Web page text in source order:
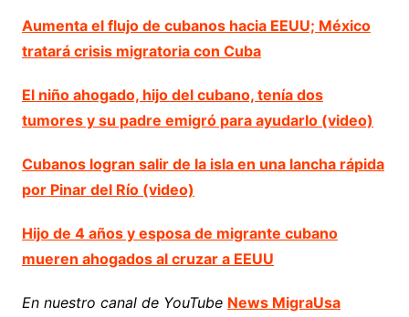
Aumenta el flujo de cubanos hacia EEUU; México
tratará crisis migratoria con Cuba
El niño ahogado, hijo del cubano, tenía dos
tumores y su padre emigró para ayudarlo (video)
Cubanos logran salir de la isla en una lancha rápida
por Pinar del Río (video)
Hijo de 4 años y esposa de migrante cubano
mueren ahogados al cruzar a EEUU
En nuestro canal de YouTube News MigraUsa